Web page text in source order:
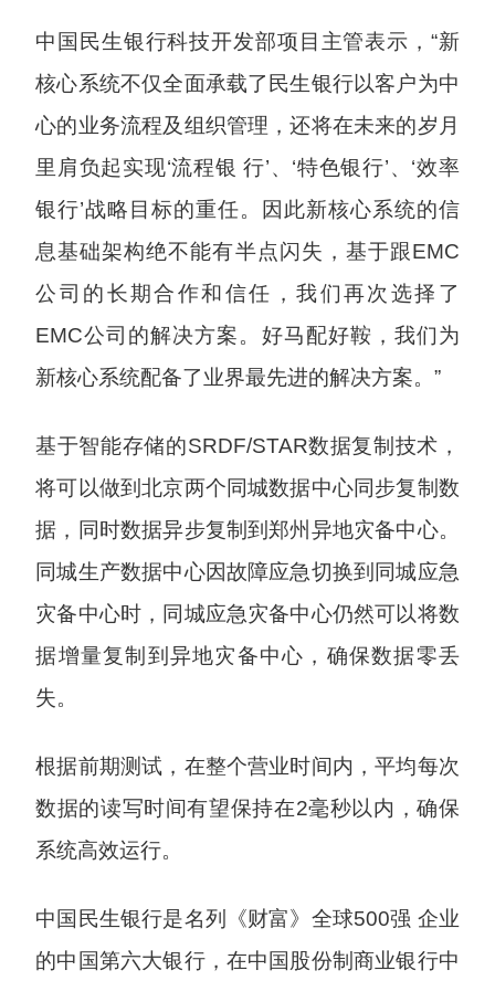
中国民生银行科技开发部项目主管表示，“新
核心系统不仅全面承载了民生银行以客户为中
心的业务流程及组织管理，还将在未来的岁月
里肩负起实现‘流程银 行’、‘特色银行’、‘效率
银行’战略目标的重任。因此新核心系统的信
息基础架构绝不能有半点闪失，基于跟EMC
公司的长期合作和信任，我们再次选择了
EMC公司的解决方案。好马配好鞍，我们为
新核心系统配备了业界最先进的解决方案。”
基于智能存储的SRDF/STAR数据复制技术，
将可以做到北京两个同城数据中心同步复制数
据，同时数据异步复制到郑州异地灾备中心。
同城生产数据中心因故障应急切换到同城应急
灾备中心时，同城应急灾备中心仍然可以将数
据增量复制到异地灾备中心，确保数据零丢
失。
根据前期测试，在整个营业时间内，平均每次
数据的读写时间有望保持在2毫秒以内，确保
系统高效运行。
中国民生银行是名列《财富》全球500强 企业
的中国第六大银行，在中国股份制商业银行中